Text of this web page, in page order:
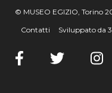
© MUSEO EGIZIO, Torino
Contatti
Sviluppato da